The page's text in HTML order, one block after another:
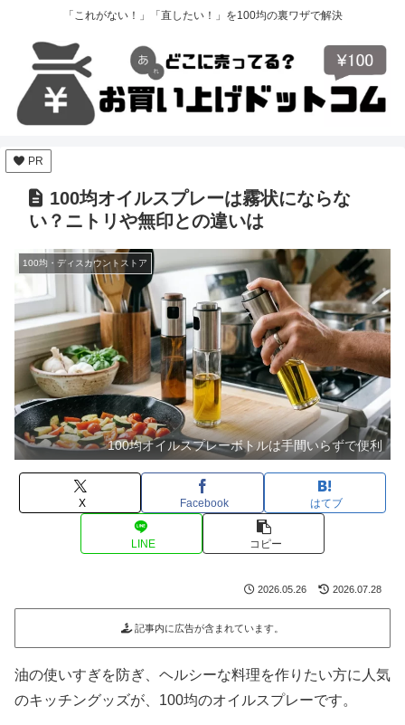
「これがない！」「直したい！」を100均の裏ワザで解決
PR
100均オイルスプレーは霧状にならな
い？ニトリや無印との違いは
100均・ディスカウントストア
100均オイルスプレーボトルは手間いらずで便利
X Facebook はてブ
LINE コピー
2026.05.26 2026.07.28
記事内に広告が含まれています。
油の使いすぎを防ぎ、ヘルシーな料理を作りたい方に人気
のキッチングッズが、100均のオイルスプレーです。